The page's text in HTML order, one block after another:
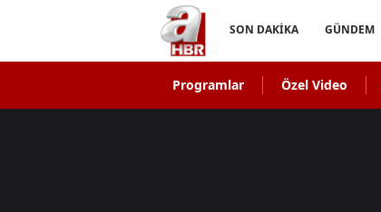
SON DAKİKA GÜNDEM
Programlar Özel Video